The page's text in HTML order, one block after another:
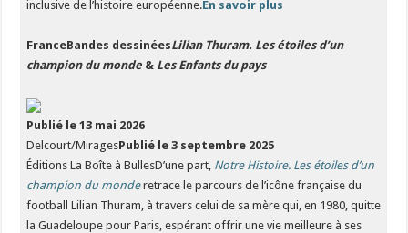
inclusive de l’histoire européenne.En savoir plus
FranceBandes dessinéesLilian Thuram. Les étoiles d’un
champion du monde & Les Enfants du pays
Publié le 13 mai 2026
Delcourt/MiragesPublié le 3 septembre 2025
Éditions La Boîte à BullesD’une part, Notre Histoire. Les étoiles d’un
champion du monderetrace le parcours de l’icône française du
football Lilian Thuram, à travers celui de sa mère qui, en 1980, quitte
la Guadeloupe pour Paris, espérant offrir une vie meilleure à ses